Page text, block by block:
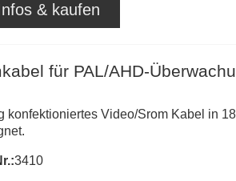
& kaufen
für PAL/AHD-
konfektioniertes Video/Srom Kabel in
3410